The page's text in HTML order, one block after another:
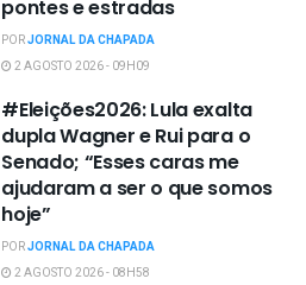
pontes e estradas
PORJORNAL DA CHAPADA
2 AGOSTO 2026 - 09H09
#Eleições2026: Lula exalta
dupla Wagner e Rui para o
Senado; “Esses caras me
ajudaram a ser o que somos
hoje”
PORJORNAL DA CHAPADA
2 AGOSTO 2026 - 08H58